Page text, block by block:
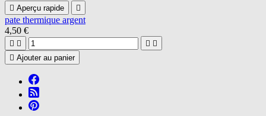
 Aperçu rapide 
pate thermique argent
4,50 €
   
 Ajouter au panier